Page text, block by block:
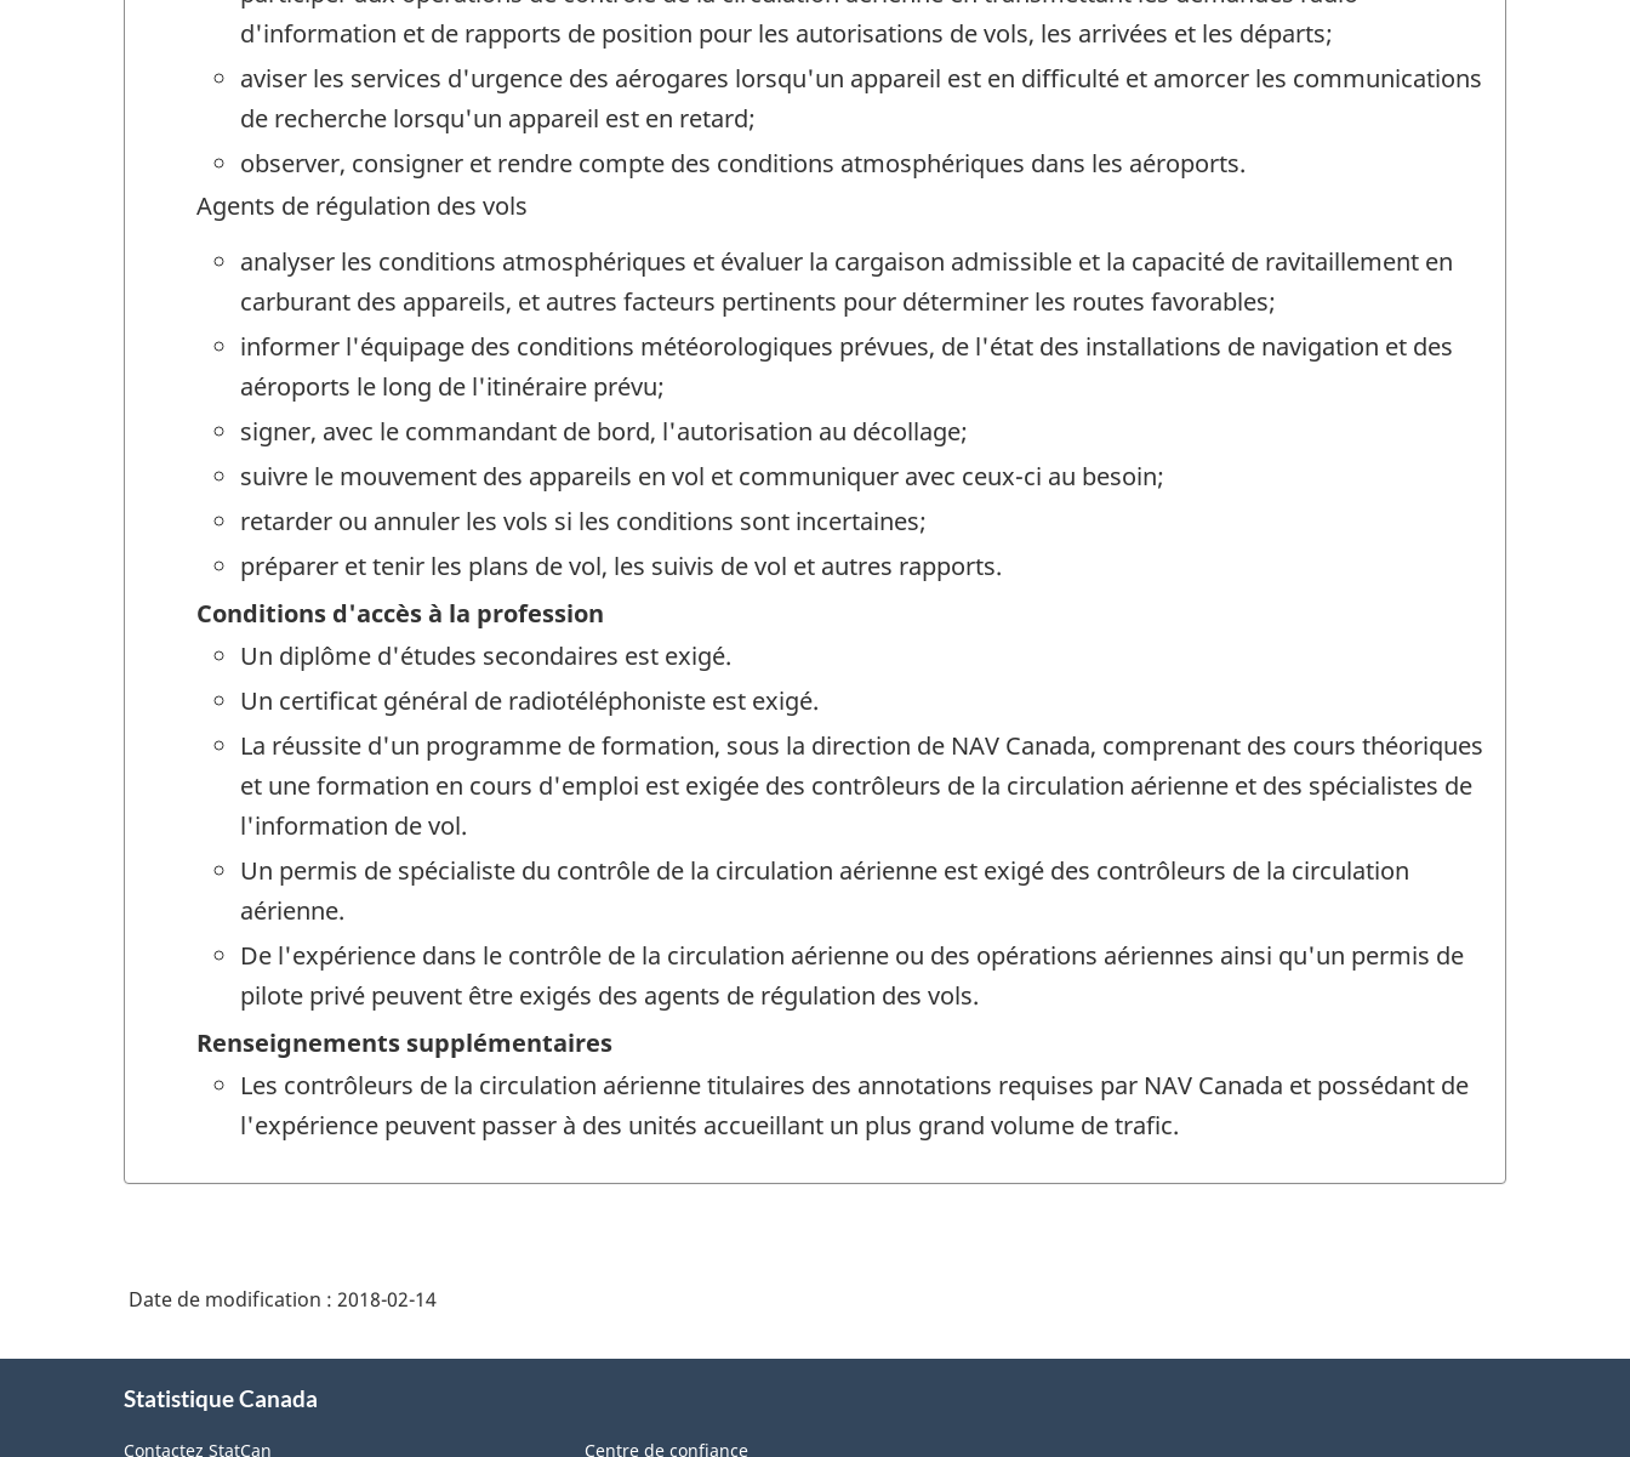
d'information et de rapports de position pour les autorisations de vols, les arrivées et les départs;
aviser les services d'urgence des aérogares lorsqu'un appareil est en difficulté et amorcer les communications
de recherche lorsqu'un appareil est en retard;
observer, consigner et rendre compte des conditions atmosphériques dans les aéroports.
Agents de régulation des vols
analyser les conditions atmosphériques et évaluer la cargaison admissible et la capacité de ravitaillement en
carburant des appareils, et autres facteurs pertinents pour déterminer les routes favorables;
informer l'équipage des conditions météorologiques prévues, de l'état des installations de navigation et des
aéroports le long de l'itinéraire prévu;
signer, avec le commandant de bord, l'autorisation au décollage;
suivre le mouvement des appareils en vol et communiquer avec ceux-ci au besoin;
retarder ou annuler les vols si les conditions sont incertaines;
préparer et tenir les plans de vol, les suivis de vol et autres rapports.
Conditions d'accès à la profession
Un diplôme d'études secondaires est exigé.
Un certificat général de radiotéléphoniste est exigé.
La réussite d'un programme de formation, sous la direction de NAV Canada, comprenant des cours théoriques
et une formation en cours d'emploi est exigée des contrôleurs de la circulation aérienne et des spécialistes de
l'information de vol.
Un permis de spécialiste du contrôle de la circulation aérienne est exigé des contrôleurs de la circulation
aérienne.
De l'expérience dans le contrôle de la circulation aérienne ou des opérations aériennes ainsi qu'un permis de
pilote privé peuvent être exigés des agents de régulation des vols.
Renseignements supplémentaires
Les contrôleurs de la circulation aérienne titulaires des annotations requises par NAV Canada et possédant de
l'expérience peuvent passer à des unités accueillant un plus grand volume de trafic.
Date de modification : 2018-02-14
Statistique Canada
Contactez StatCan Centre de confiance